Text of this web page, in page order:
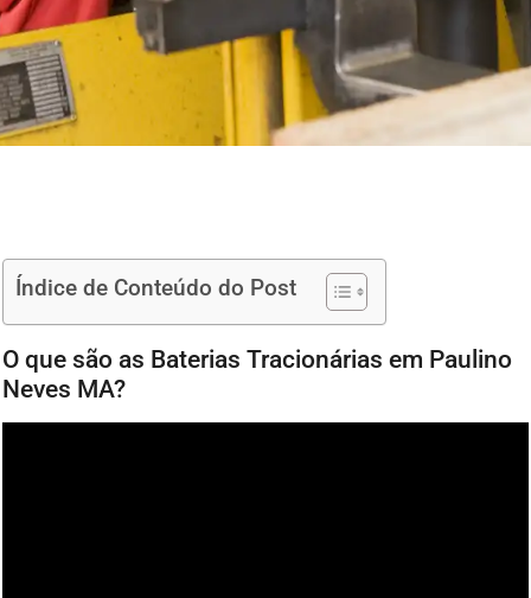
Índice de Conteúdo do Post
O que são as Baterias Tracionárias em Paulino
Neves MA?